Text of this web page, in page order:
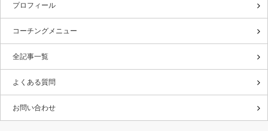
プロフィール
コーチングメニュー
全記事一覧
よくある質問
お問い合わせ